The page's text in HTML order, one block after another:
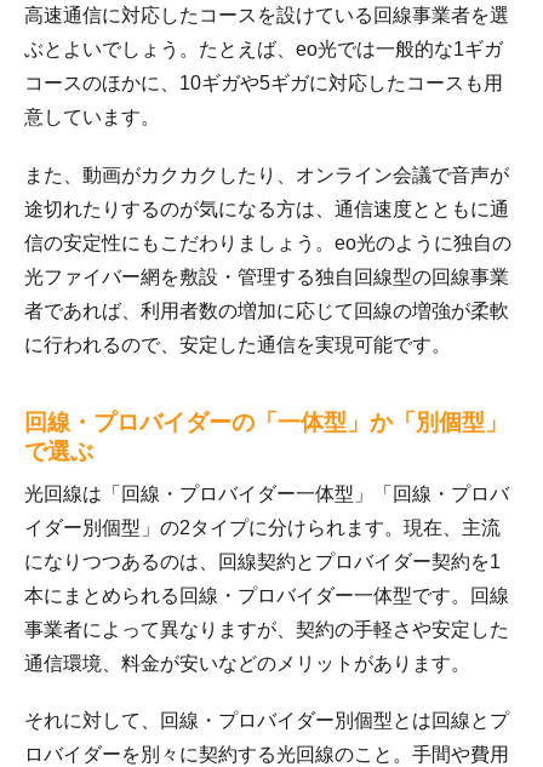
高速通信に対応したコースを設けている回線事業者を選
ぶとよいでしょう。たとえば、eo光では一般的な1ギガ
コースのほかに、10ギガや5ギガに対応したコースも用
意しています。
また、動画がカクカクしたり、オンライン会議で音声が
途切れたりするのが気になる方は、通信速度とともに通
信の安定性にもこだわりましょう。eo光のように独自の
光ファイバー網を敷設・管理する独自回線型の回線事業
者であれば、利用者数の増加に応じて回線の増強が柔軟
に行われるので、安定した通信を実現可能です。
回線・プロバイダーの「一体型」か「別個型」
で選ぶ
光回線は「回線・プロバイダー一体型」「回線・プロバ
イダー別個型」の2タイプに分けられます。現在、主流
になりつつあるのは、回線契約とプロバイダー契約を1
本にまとめられる回線・プロバイダー一体型です。回線
事業者によって異なりますが、契約の手軽さや安定した
通信環境、料金が安いなどのメリットがあります。
それに対して、回線・プロバイダー別個型とは回線とプ
ロバイダーを別々に契約する光回線のこと。手間や費用